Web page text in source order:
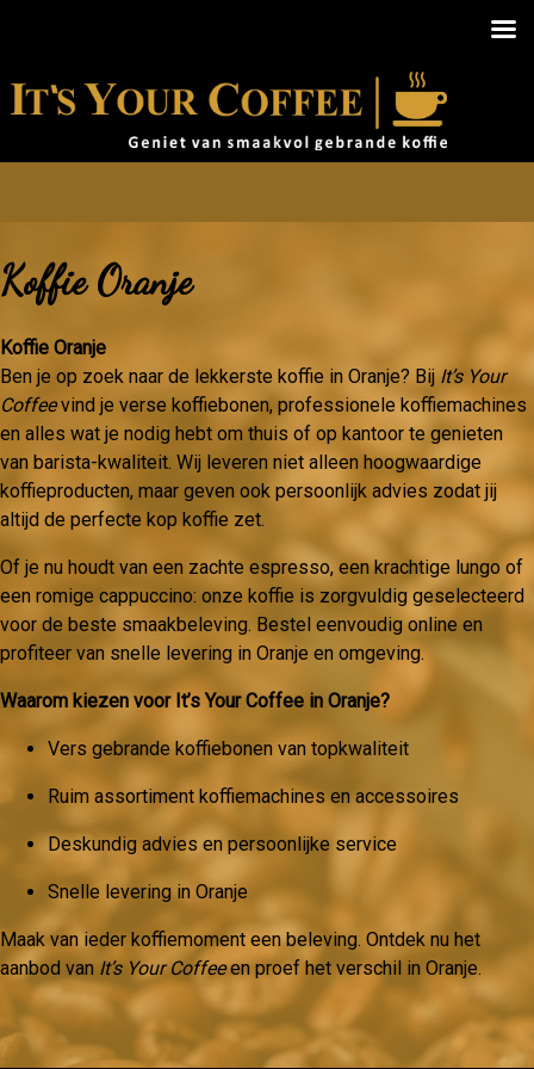
Koffie Oranje
Koffie Oranje
Ben je op zoek naar de lekkerste koffie in Oranje? Bij It’s Your
Coffeevind je verse koffiebonen, professionele koffiemachines
en alles wat je nodig hebt om thuis of op kantoor te genieten
van barista-kwaliteit. Wij leveren niet alleen hoogwaardige
koffieproducten, maar geven ook persoonlijk advies zodat jij
altijd de perfecte kop koffie zet.
Of je nu houdt van een zachte espresso, een krachtige lungo of
een romige cappuccino: onze koffie is zorgvuldig geselecteerd
voor de beste smaakbeleving. Bestel eenvoudig online en
profiteer van snelle levering in Oranje en omgeving.
Waarom kiezen voor It’s Your Coffee in Oranje?
Vers gebrande koffiebonen van topkwaliteit
Ruim assortiment koffiemachines en accessoires
Deskundig advies en persoonlijke service
Snelle levering in Oranje
Maak van ieder koffiemoment een beleving. Ontdek nu het
aanbod van It’s Your Coffeeen proef het verschil in Oranje.